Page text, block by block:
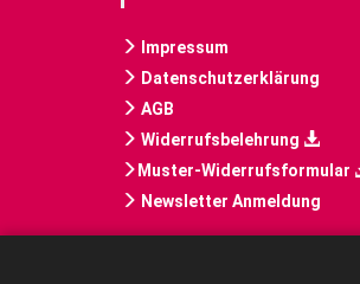
Impressum
Datenschutzerklärung
AGB
Widerrufsbelehrung
Muster-Widerrufsformular
Newsletter Anmeldung